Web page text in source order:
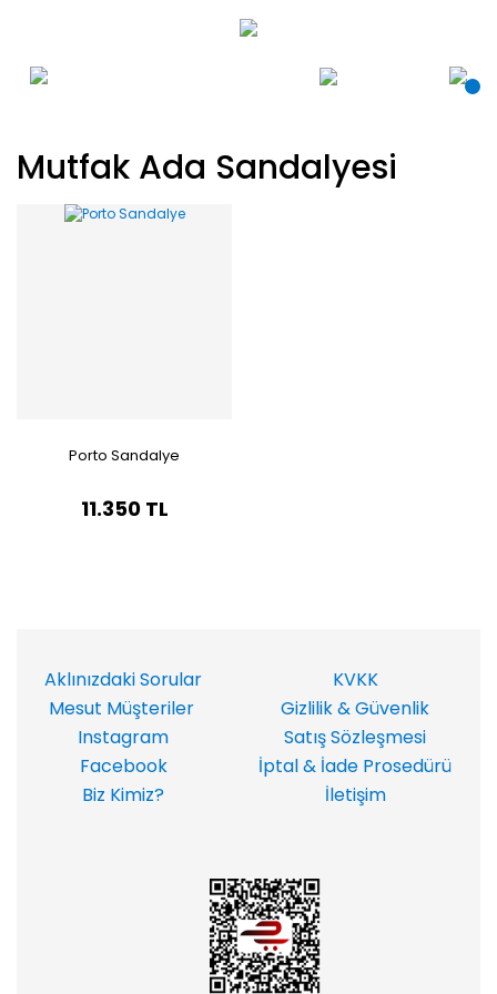
Mutfak Ada Sandalyesi
Porto Sandalye
11.350 TL
Aklınızdaki Sorular
KVKK
Mesut Müşteriler
Gizlilik & Güvenlik
Instagram
Satış Sözleşmesi
Facebook
İptal & İade Prosedürü
Biz Kimiz?
İletişim